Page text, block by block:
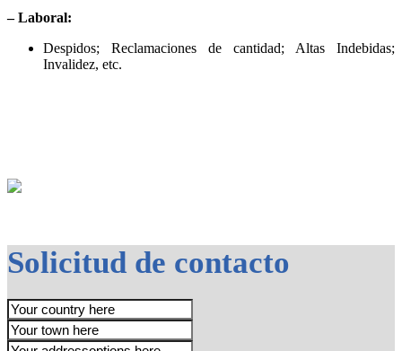
– Laboral:
Despidos; Reclamaciones de cantidad; Altas Indebidas;
Invalidez, etc.
Solicitud de contacto